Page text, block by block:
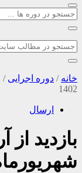
اجرایی /
1402